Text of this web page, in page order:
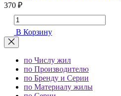
370 ₽
В Корзину
по Числу жил
по Производителю
по Бренду и Серии
по Материалу жилы